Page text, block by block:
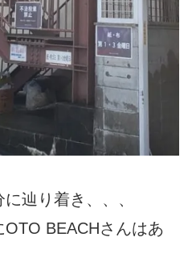
辿り着き、、、
BEACHさんはあ